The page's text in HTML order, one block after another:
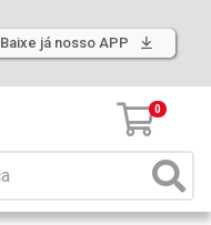
Baixe já nosso APP
0